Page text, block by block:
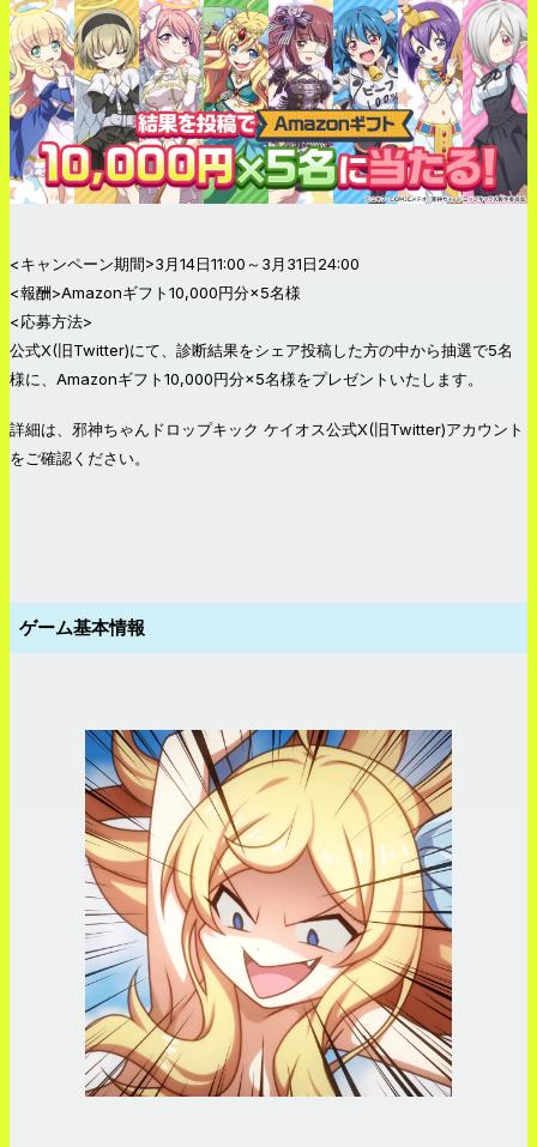
<キャンペーン期間>3月14日11:00～3月31日24:00
<報酬>Amazonギフト10,000円分×5名様
<応募方法>
公式X(旧Twitter)にて、診断結果をシェア投稿した方の中から抽選で5名
様に、Amazonギフト10,000円分×5名様をプレゼントいたします。
詳細は、邪神ちゃんドロップキック ケイオス公式X(旧Twitter)アカウント
をご確認ください。
ゲーム基本情報